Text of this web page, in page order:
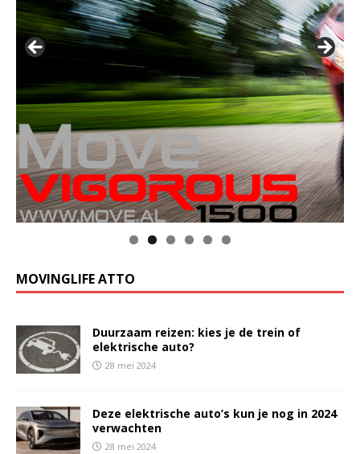
MOVINGLIFE ATTO
Duurzaam reizen: kies je de trein of
elektrische auto?
28 mei 2024
Deze elektrische auto’s kun je nog in 2024
verwachten
28 mei 2024